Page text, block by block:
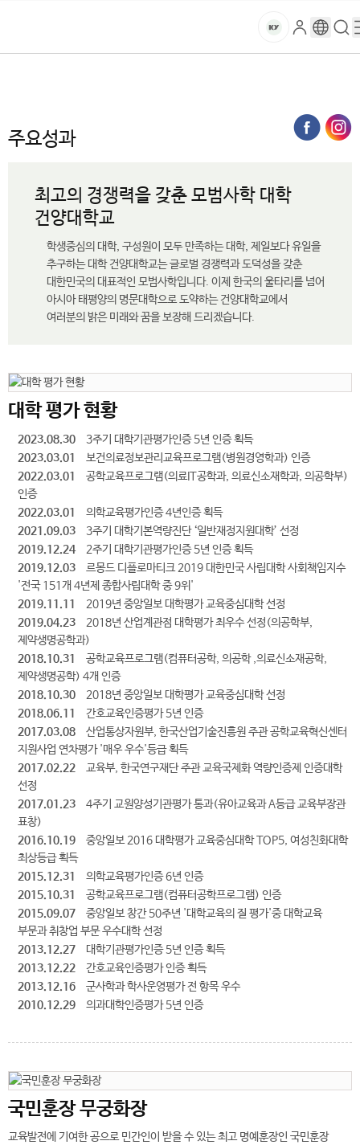
건
대
교
마
로
그
구
글
검
색
메주요성과
최고의 경쟁력을 갖춘 모범사학 대학
건양대학교
학생중심의 대학, 구성원이 모두 만족하는 대학, 제일보다 유일을
추구하는 대학 건양대학교는 글로벌 경쟁력과 도덕성을 갖춘
대한민국의 대표적인 모범사학입니다. 이제 한국의 울타리를 넘어
아시아 태평양의 명문대학으로 도약하는 건양대학교에서
여러분의 밝은 미래와 꿈을 보장해 드리겠습니다.
대학 평가 현황
2023.08.30
3주기 대학기관평가인증 5년 인증 획득
2023.03.01
보건의료정보관리교육프로그램(병원경영학과) 인증
2022.03.01
공학교육프로그램(의료IT공학과, 의료신소재학과, 의공학부)
인증
2022.03.01
의학교육평가인증 4년인증 획득
2021.09.03
3주기 대학기본역량진단 ‘일반재정지원대학’ 선정
2019.12.24
2주기 대학기관평가인증 5년 인증 획득
2019.12.03
르몽드 디플로마티크 2019 대한민국 사립대학 사회책임지수
'전국 151개 4년제 종합사립대학 중 9위'
2019.11.11
2019년 중앙일보 대학평가 교육중심대학 선정
2019.04.23
2018년 산업계관점 대학평가 최우수 선정(의공학부,
제약생명공학과)
2018.10.31
공학교육프로그램(컴퓨터공학, 의공학 ,의료신소재공학,
제약생명공학) 4개 인증
2018.10.30
2018년 중앙일보 대학평가 교육중심대학 선정
2018.06.11
간호교육인증평가 5년 인증
2017.03.08
산업통상자원부, 한국산업기술진흥원 주관 공학교육혁신센터
지원사업 연차평가 '매우 우수'등급 획득
2017.02.22
교육부, 한국연구재단 주관 교육국제화 역량인증제 인증대학
선정
2017.01.23
4주기 교원양성기관평가 통과(유아교육과 A등급 교육부장관
표창)
2016.10.19
중앙일보 2016 대학평가 교육중심대학 TOP5, 여성친화대학
최상등급 획득
2015.12.31
의학교육평가인증 6년 인증
2015.10.31
공학교육프로그램(컴퓨터공학프로그램) 인증
2015.09.07
중앙일보 창간 50주년 '대학교육의 질 평가'중 대학교육
부문과 취창업 부문 우수대학 선정
2013.12.27
대학기관평가인증 5년 인증 획득
2013.12.22
간호교육인증평가 인증 획득
2013.12.16
군사학과 학사운영평가 전 항목 우수
2010.12.29
의과대학인증평가 5년 인증
국민훈장 무궁화장
교육발전에 기여한 공으로 민간인이 받을 수 있는 최고 명예훈장인 국민훈장